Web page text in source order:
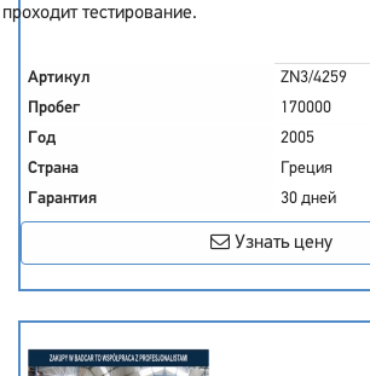
проходит тестирование.
Артикул
ZN3/4259
Пробег
170000
Год
2005
Страна
Греция
Гарантия
30 дней
Узнать цену